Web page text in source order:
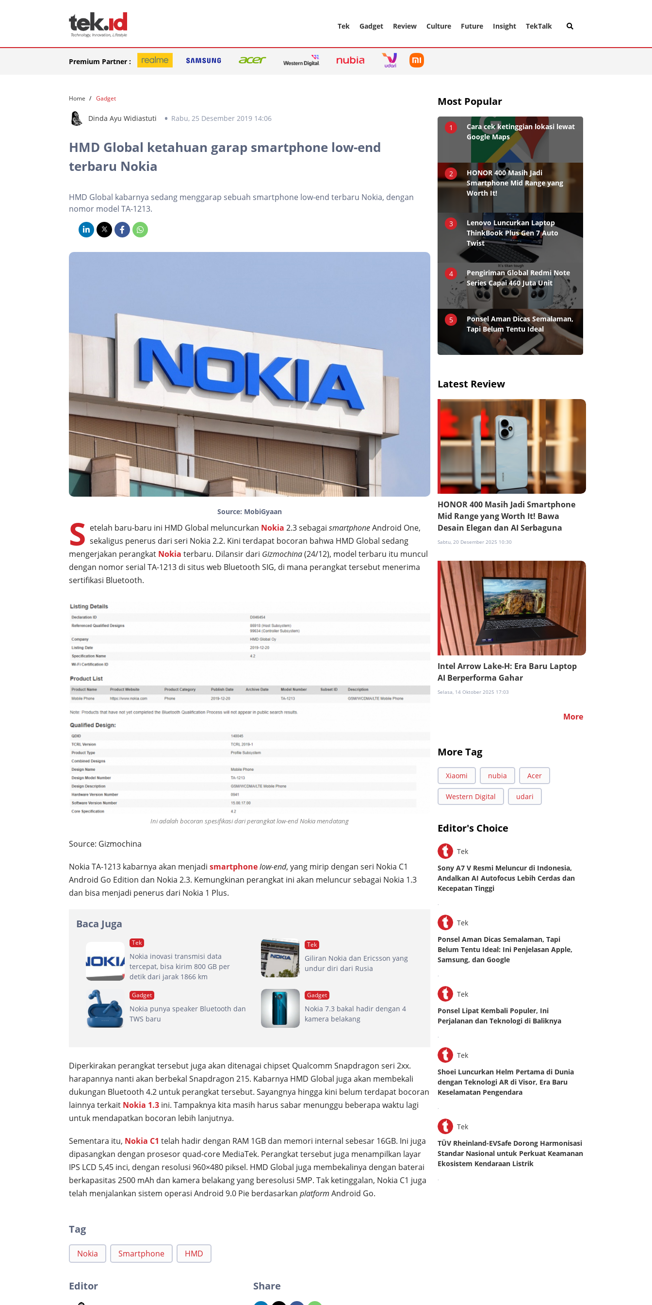
Tek Gadget Review Culture Future Insight TekTalk
Premium Partner :
Home Gadget
Dinda Ayu Widiastuti Rabu, 25 Desember 2019 14:06
HMD Global ketahuan garap smartphone low-end
terbaru Nokia
HMD Global kabarnya sedang menggarap sebuah smartphone low-end terbaru Nokia, dengan
nomor model TA-1213.
Source: MobiGyaan
S etelah baru-baru ini HMD Global meluncurkan Nokia 2.3 sebagai smartphoneAndroid One,
sekaligus penerus dari seri Nokia 2.2. Kini terdapat bocoran bahwa HMD Global sedang
mengerjakan perangkat Nokia terbaru. Dilansir dari Gizmochina(24/12), model terbaru itu muncul
dengan nomor serial TA-1213 di situs web Bluetooth SIG, di mana perangkat tersebut menerima
sertifikasi Bluetooth.
Ini adalah bocoran spesifikasi dari perangkat low-end Nokia mendatang
Source: Gizmochina
Nokia TA-1213 kabarnya akan menjadi smartphonelow-end, yang mirip dengan seri Nokia C1
Android Go Edition dan Nokia 2.3. Kemungkinan perangkat ini akan meluncur sebagai Nokia 1.3
dan bisa menjadi penerus dari Nokia 1 Plus.
Baca Juga
Tek
Nokia inovasi transmisi data
tercepat, bisa kirim 800 GB per
detik dari jarak 1866 km
Tek
Giliran Nokia dan Ericsson yang
undur diri dari Rusia
Gadget
Nokia punya speaker Bluetooth dan
TWS baru
Gadget
Nokia 7.3 bakal hadir dengan 4
kamera belakang
Diperkirakan perangkat tersebut juga akan ditenagai chipset Qualcomm Snapdragon seri 2xx.
harapannya nanti akan berbekal Snapdragon 215. Kabarnya HMD Global juga akan membekali
dukungan Bluetooth 4.2 untuk perangkat tersebut. Sayangnya hingga kini belum terdapat bocoran
lainnya terkait Nokia 1.3 ini. Tampaknya kita masih harus sabar menunggu beberapa waktu lagi
untuk mendapatkan bocoran lebih lanjutnya.
Sementara itu, Nokia C1 telah hadir dengan RAM 1GB dan memori internal sebesar 16GB. Ini juga
dipasangkan dengan prosesor quad-core MediaTek. Perangkat tersebut juga menampilkan layar
IPS LCD 5,45 inci, dengan resolusi 960×480 piksel. HMD Global juga membekalinya dengan baterai
berkapasitas 2500 mAh dan kamera belakang yang beresolusi 5MP. Tak ketinggalan, Nokia C1 juga
telah menjalankan sistem operasi Android 9.0 Pie berdasarkan platform Android Go.
Tag
Nokia Smartphone HMD
Editor Share
Most Popular
1
Cara cek ketinggian lokasi lewat
Google Maps
2
HONOR 400 Masih Jadi
Smartphone Mid Range yang
Worth It!
3
Lenovo Luncurkan Laptop
ThinkBook Plus Gen 7 Auto
Twist
4
Pengiriman Global Redmi Note
Series Capai 460 Juta Unit
5
Ponsel Aman Dicas Semalaman,
Tapi Belum Tentu Ideal
Latest Review
HONOR 400 Masih Jadi Smartphone
Mid Range yang Worth It! Bawa
Desain Elegan dan AI Serbaguna
Sabtu, 20 Desember 2025 10:30
Intel Arrow Lake-H: Era Baru Laptop
AI Berperforma Gahar
Selasa, 14 Oktober 2025 17:03
More
More Tag
Xiaomi nubia Acer
Western Digital udari
Editor's Choice
Tek
Sony A7 V Resmi Meluncur di Indonesia,
Andalkan AI Autofocus Lebih Cerdas dan
Kecepatan Tinggi
.
Tek
Ponsel Aman Dicas Semalaman, Tapi
Belum Tentu Ideal: Ini Penjelasan Apple,
Samsung, dan Google
.
Tek
Ponsel Lipat Kembali Populer, Ini
Perjalanan dan Teknologi di Baliknya
.
Tek
Shoei Luncurkan Helm Pertama di Dunia
dengan Teknologi AR di Visor, Era Baru
Keselamatan Pengendara
.
Tek
TÜV Rheinland-EVSafe Dorong Harmonisasi
Standar Nasional untuk Perkuat Keamanan
Ekosistem Kendaraan Listrik
.